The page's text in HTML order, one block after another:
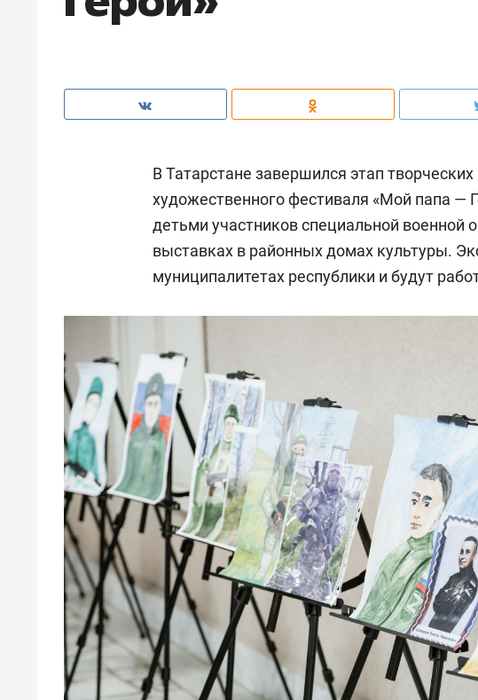
В Татарстане завершился этап творческих
художественного фестиваля «Мой папа —
детьми участников специальной военной
выставках в районных домах культуры.
муниципалитетах республики и будут